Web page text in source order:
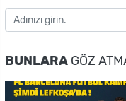
BUNLARA GÖZ